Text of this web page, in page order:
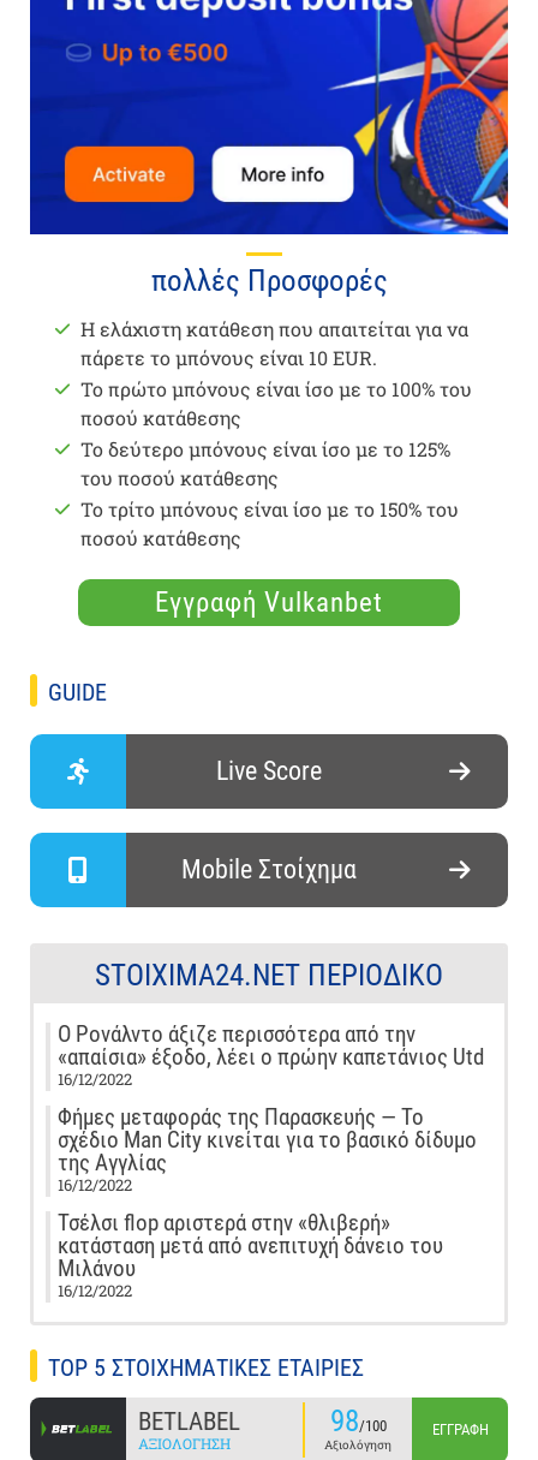
πολλές Προσφορές
Η ελάχιστη κατάθεση που απαιτείται για να
πάρετε το μπόνους είναι 10 EUR.
Το πρώτο μπόνους είναι ίσο με το 100% του
ποσού κατάθεσης
Το δεύτερο μπόνους είναι ίσο με το 125%
του ποσού κατάθεσης
Το τρίτο μπόνους είναι ίσο με το 150% του
ποσού κατάθεσης
Εγγραφή Vulkanbet
GUIDE
Live Score
Mobile Στοίχημα
STOIXIMA24.NET ΠΕΡΙΟΔΙΚΌ
Ο Ρονάλντο άξιζε περισσότερα από την
«απαίσια» έξοδο, λέει ο πρώην καπετάνιος Utd
16/12/2022
Φήμες μεταφοράς της Παρασκευής — Το
σχέδιο Man City κινείται για το βασικό δίδυμο
της Αγγλίας
16/12/2022
Τσέλσι flop αριστερά στην «θλιβερή»
κατάσταση μετά από ανεπιτυχή δάνειο του
Μιλάνου
16/12/2022
TOP 5 ΣΤΟΙΧΗΜΑΤΙΚΕΣ ΕΤΑΙΡΙΕΣ
BETLABEL
ΑΞΙΟΛΌΓΗΣΗ
98/100
Αξιολόγηση
ΕΓΓΡΑΦΉ